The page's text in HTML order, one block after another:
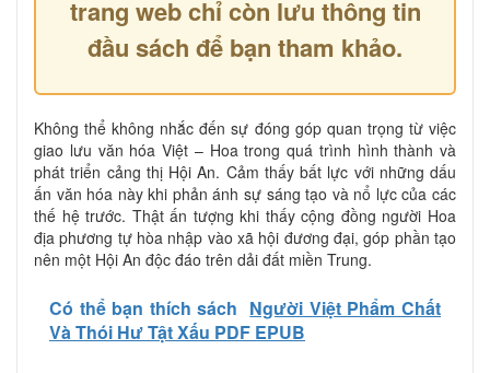
trang web chỉ còn lưu thông tin
đầu sách để bạn tham khảo.
Không thể không nhắc đến sự đóng góp quan trọng từ việc
giao lưu văn hóa Việt – Hoa trong quá trình hình thành và
phát triển cảng thị Hội An. Cảm thấy bất lực với những dấu
ấn văn hóa này khi phản ánh sự sáng tạo và nổ lực của các
thế hệ trước. Thật ấn tượng khi thấy cộng đồng người Hoa
địa phương tự hòa nhập vào xã hội đương đại, góp phần tạo
nên một Hội An độc đáo trên dải đất miền Trung.
Có thể bạn thích sách Người Việt Phẩm Chất
Và Thói Hư Tật Xấu PDF EPUB